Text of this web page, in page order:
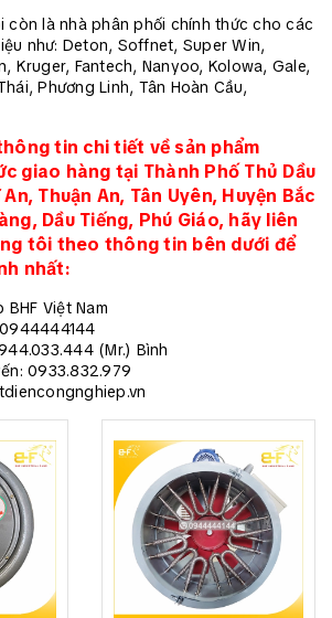
còn là nhà phân phối chính thức cho các
như: Deton, Soffnet, Super Win,
Kruger, Fantech, Nanyoo, Kolowa, Gale,
Phương Linh, Tân Hoàn Cầu,
tin chi tiết về sản phẩm
giao hàng tại Thành Phố Thủ Dầu
Thuận An, Tân Uyên, Huyện Bắc
Dầu Tiếng, Phú Giáo, hãy liên
tôi theo thông tin bên dưới để
nhất:
Việt Nam
(Mr.) Bình
0933.832.979